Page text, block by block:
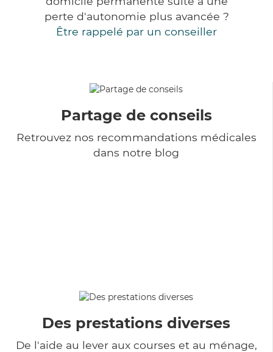
perte d'autonomie plus avancée ?
Être rappelé par un conseiller
Partage de conseils
Retrouvez nos recommandations médicales
dans notre blog
Des prestations diverses
De l'aide au lever aux courses et au ménage,